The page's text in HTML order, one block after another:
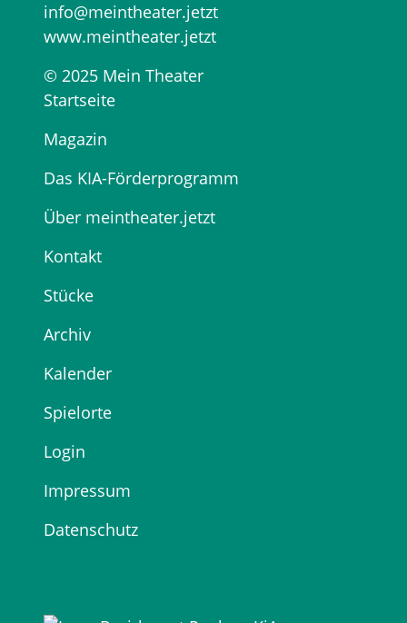
info@meintheater.jetzt
www.meintheater.jetzt
© 2025 Mein Theater
Startseite
Magazin
Das KIA-Förderprogramm
Über meintheater.jetzt
Kontakt
Stücke
Archiv
Kalender
Spielorte
Login
Impressum
Datenschutz